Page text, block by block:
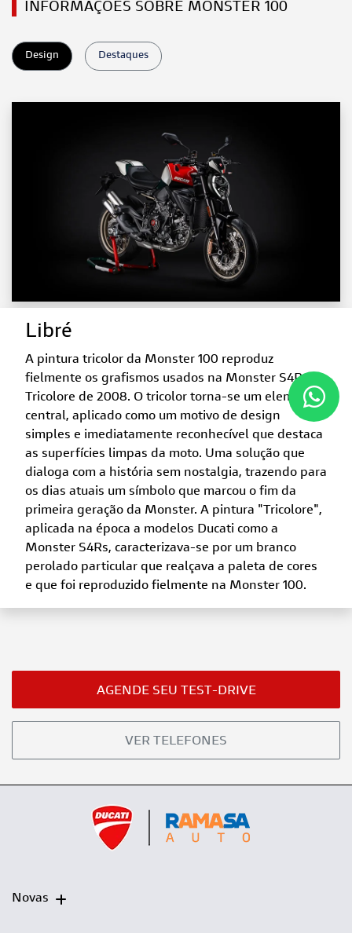
INFORMAÇÕES SOBRE MONSTER 100
Design Destaques
Libré
A pintura tricolor da Monster 100 reproduz
fielmente os grafismos usados ​​na Monster S4Rs
Tricolore de 2008. O tricolor torna-se um elemento
central, aplicado como um motivo de design
simples e imediatamente reconhecível que destaca
as superfícies limpas da moto. Uma solução que
dialoga com a história sem nostalgia, trazendo para
os dias atuais um símbolo que marcou o fim da
primeira geração da Monster. A pintura "Tricolore",
aplicada na época a modelos Ducati como a
Monster S4Rs, caracterizava-se por um branco
perolado particular que realçava a paleta de cores
e que foi reproduzido fielmente na Monster 100.
VER TELEFONES
AGENDE SEU TEST-DRIVE
Novas